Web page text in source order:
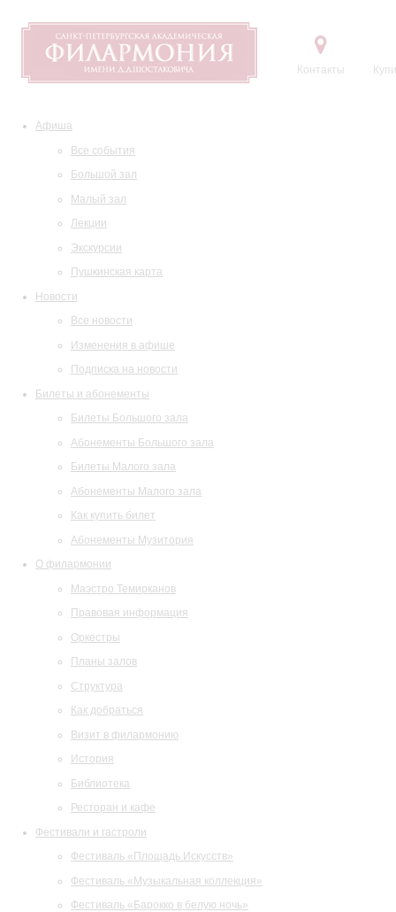
Контакты
Афиша
Все события
Большой зал
Малый зал
Лекции
Экскурсии
Пушкинская карта
Новости
Все новости
Изменения в афише
Подписка на новости
Билеты и абонементы
Билеты Большого зала
Абонементы Большого зала
Билеты Малого зала
Абонементы Малого зала
Как купить билет
Абонементы Музитория
О филармонии
Маэстро Темирканов
Правовая информация
Оркестры
Планы залов
Структура
Как добраться
Визит в филармонию
История
Библиотека
Ресторан и кафе
Фестивали и гастроли
Фестиваль «Площадь Искусств»
Фестиваль «Музыкальная коллекция»
Фестиваль «Барокко в белую ночь»